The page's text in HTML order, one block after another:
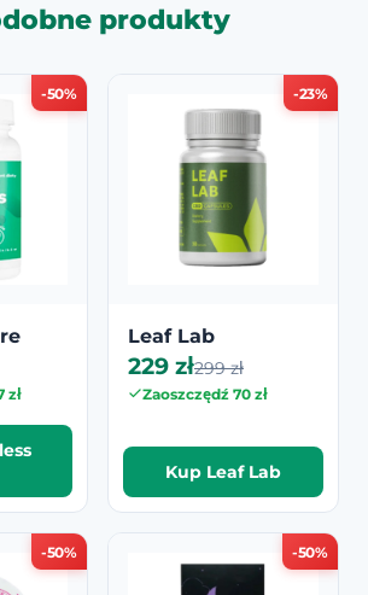
produkty
-50%
zł
-23%
Leaf Lab
229 zł299 zł
Zaoszczędź 70 zł
Kup Leaf Lab
-50% -50%